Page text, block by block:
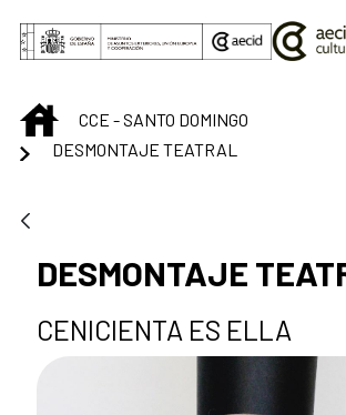
Saltar al contenido principal
INICIOCCE - SANTO DOMINGO
DESMONTAJE TEATRAL
DESMONTAJE
CENICIENTA ES ELLA